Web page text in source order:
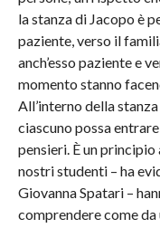
la stanza di Jacopo è
paziente, verso il
anch’esso paziente e
momento stanno
All’interno della
ciascuno possa
pensieri. È un
nostri studenti – ha
Giovanna Spatari –
comprendere come